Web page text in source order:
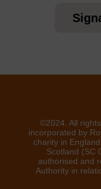
©2024. All
incorporated by
charity in
Scotland (SC
authorised and
Authority in